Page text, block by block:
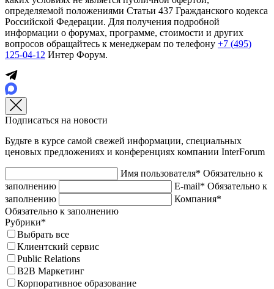
определяемой положениями Статьи 437 Гражданского кодекса
Российской Федерации. Для получения подробной
информации о форумах, программе, стоимости и других
вопросов обращайтесь к менеджерам по телефону +7 (495)
125-04-12 Интер Форум.
Подписаться на новости
Будьте в курсе самой свежей информации, специальных
ценовых предложениях и конференциях компании InterForum
Имя пользователя* Обязательно к
заполнению
E-mail* Обязательно к
заполнению
Компания*
Обязательно к заполнению
Рубрики*
Выбрать все
Клиентский сервис
Public Relations
B2B Маркетинг
Корпоративное образование